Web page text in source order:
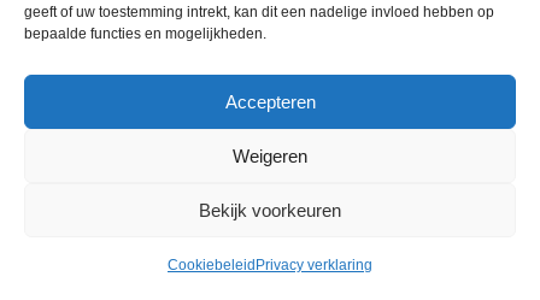
geeft of uw toestemming intrekt, kan dit een nadelige invloed hebben op
bepaalde functies en mogelijkheden.
Accepteren
Weigeren
Bekijk voorkeuren
Cookiebeleid Privacy verklaring
RTV SLOS
RTV SLOS ANBI